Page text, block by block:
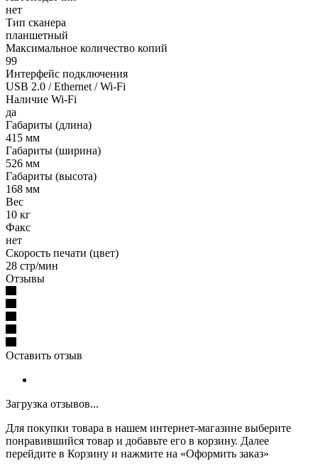
нет
Тип сканера
планшетный
Максимальное количество копий
99
Интерфейс подключения
USB 2.0 / Ethernet / Wi-Fi
Наличие Wi-Fi
да
Габариты (длина)
415 мм
Габариты (ширина)
526 мм
Габариты (высота)
168 мм
Вес
10 кг
Факс
нет
Скорость печати (цвет)
28 стр/мин
Отзывы
Оставить отзыв
Загрузка отзывов...
Для покупки товара в нашем интернет-магазине выберите
понравившийся товар и добавьте его в корзину. Далее
перейдите в Корзину и нажмите на «Оформить заказ»